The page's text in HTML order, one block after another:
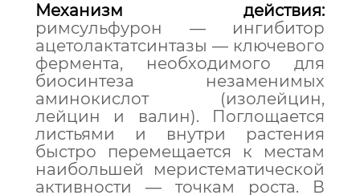
Механизм действия:
римсульфурон — ингибитор
ацетолактатсинтазы — ключевого
фермента, необходимого для
биосинтеза незаменимых
аминокислот (изолейцин,
лейцин и валин). Поглощается
листьями и внутри растения
быстро перемещается к местам
наибольшей меристематической
активности — точкам роста. В